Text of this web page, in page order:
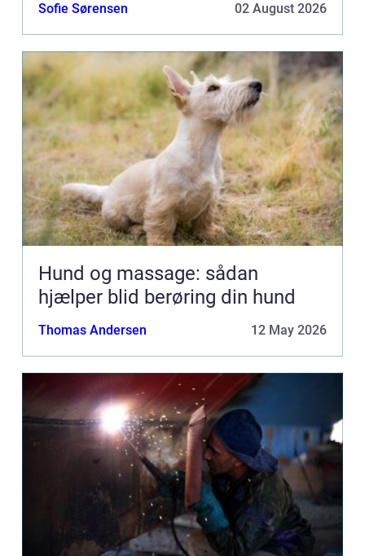
Sofie Sørensen 02 August 2026
Hund og massage: sådan
hjælper blid berøring din hund
Thomas Andersen 12 May 2026